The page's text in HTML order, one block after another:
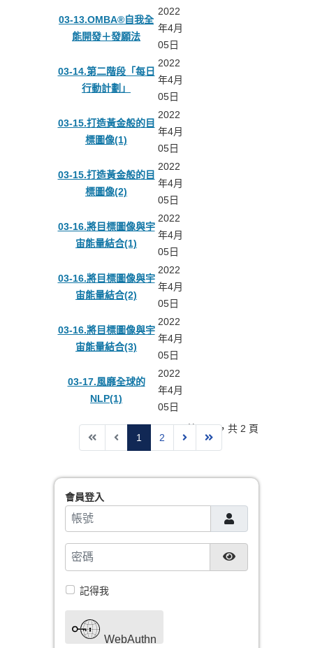
03-13.OMBA®自我全
能開發＋發願法
2022
年4月
05日
03-14.第二階段「每日
行動計劃」
2022
年4月
05日
03-15.打造黃金般的目
標圖像(1)
2022
年4月
05日
03-15.打造黃金般的目
標圖像(2)
2022
年4月
05日
03-16.將目標圖像與宇
宙能量結合(1)
2022
年4月
05日
03-16.將目標圖像與宇
宙能量結合(2)
2022
年4月
05日
03-16.將目標圖像與宇
宙能量結合(3)
2022
年4月
05日
03-17.風靡全球的
NLP(1)
2022
年4月
05日
第 1 頁，共 2 頁
1 2
會員登入
帳號
密碼 顯示密碼
記得我
WebAuthn